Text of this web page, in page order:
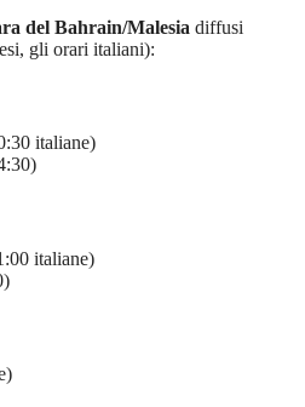
del Bahrain/Malesia diffusi
gli orari italiani):
italiane)
italiane)